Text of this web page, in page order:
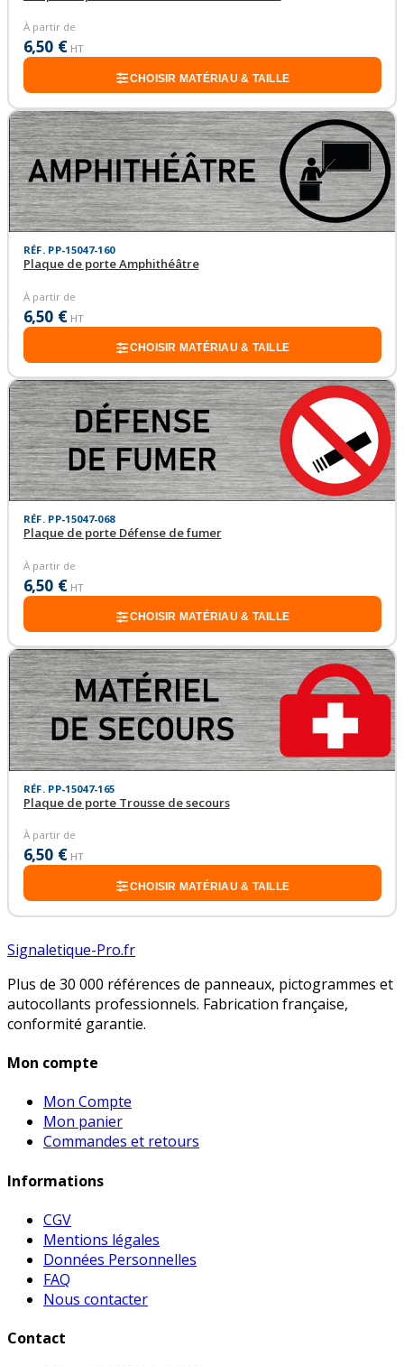
À partir de
6,50 € HT
CHOISIR MATÉRIAU & TAILLE
RÉF. PP-15047-160
Plaque de porte Amphithéâtre
À partir de
6,50 € HT
CHOISIR MATÉRIAU & TAILLE
RÉF. PP-15047-068
Plaque de porte Défense de fumer
À partir de
6,50 € HT
CHOISIR MATÉRIAU & TAILLE
RÉF. PP-15047-165
Plaque de porte Trousse de secours
À partir de
6,50 € HT
CHOISIR MATÉRIAU & TAILLE
Signaletique-Pro.fr
Plus de 30 000 références de panneaux, pictogrammes et
autocollants professionnels. Fabrication française,
conformité garantie.
Mon compte
Mon Compte
Mon panier
Commandes et retours
Informations
CGV
Mentions légales
Données Personnelles
FAQ
Nous contacter
Contact